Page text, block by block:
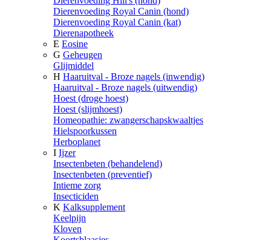
Dierenvoeding Royal Canin (hond)
Dierenvoeding Royal Canin (kat)
Dierenapotheek
E Eosine
G Geheugen
Glijmiddel
H Haaruitval - Broze nagels (inwendig)
Haaruitval - Broze nagels (uitwendig)
Hoest (droge hoest)
Hoest (slijmhoest)
Homeopathie: zwangerschapskwaaltjes
Hielspoorkussen
Herboplanet
I Ijzer
Insectenbeten (behandelend)
Insectenbeten (preventief)
Intieme zorg
Insecticiden
K Kalksupplement
Keelpijn
Kloven